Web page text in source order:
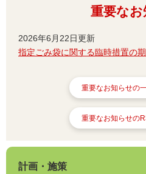
重要なお
2026年6月22日更新
指定ごみ袋に関する臨時措置の
重要なお知らせの
重要なお知らせの
計画・施策